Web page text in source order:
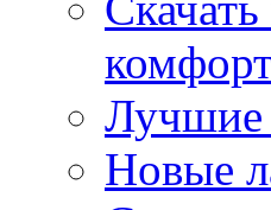
Лучшие
Новые